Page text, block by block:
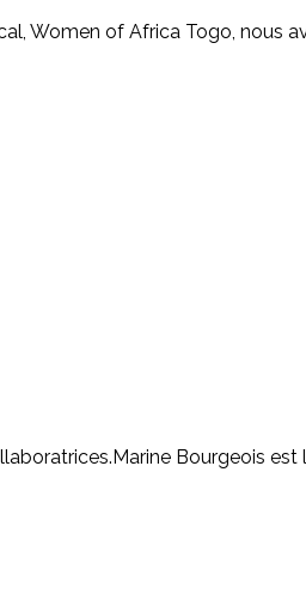
Women of Africa Togo, nous
Bourgeois est